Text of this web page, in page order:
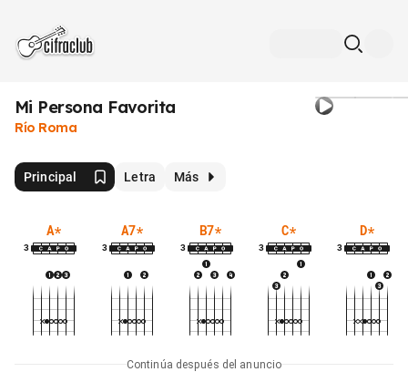
Mi Persona Favorita
Río Roma
Principal Letra Más
A*
3
A7*
3
B7*
3
C*
3
D*
3
Continúa después del anuncio